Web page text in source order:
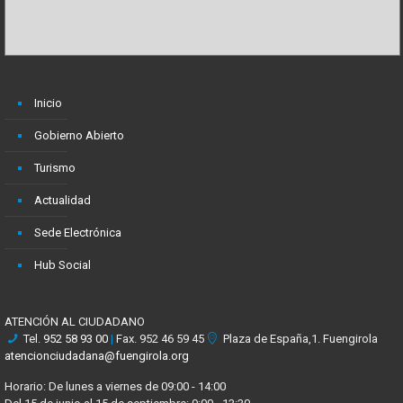
Inicio
Gobierno Abierto
Turismo
Actualidad
Sede Electrónica
Hub Social
ATENCIÓN AL CIUDADANO
Tel. 952 58 93 00 | Fax. 952 46 59 45
Plaza de España,1. Fuengirola
atencionciudadana@fuengirola.org
Horario: De lunes a viernes de 09:00 - 14:00